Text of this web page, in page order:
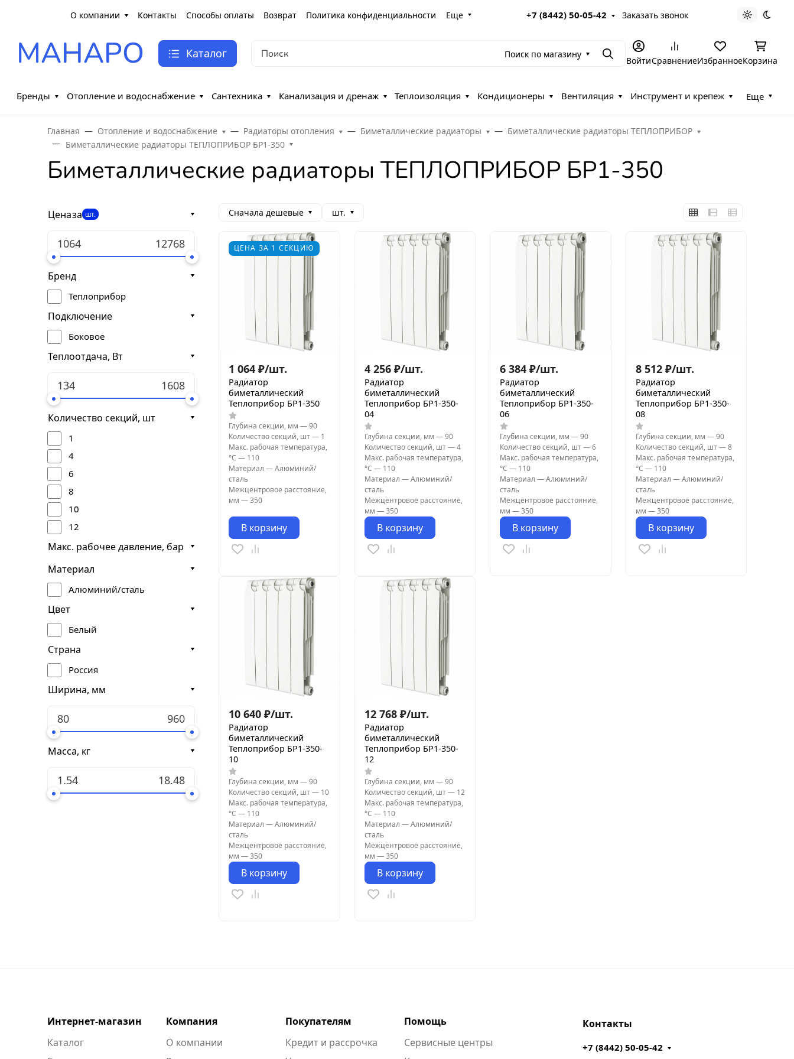
О компании Контакты Способы оплаты Возврат Политика конфиденциальности Еще +7 (8442) 50-05-42 Заказать звонок Светлая
МАНАРО Каталог Поиск по магазину ПоискВойтиСравнениеИзбранноеКорзина
Бренды Отопление и водоснабжение Сантехника Канализация и дренаж Теплоизоляция Кондиционеры Вентиляция Инструмент и крепеж Еще
Главная Отопление и водоснабжение Радиаторы отопления Биметаллические радиаторы
Биметаллические радиаторы ТЕПЛОПРИБОР
Биметаллические радиаторы ТЕПЛОПРИБОР БР1-350
Биметаллические радиаторы ТЕПЛОПРИБОР БР1-350
Ценаза шт.
Бренд
Теплоприбор
Подключение
Боковое
Теплоотдача, Вт
Количество секций, шт
1
4
6
8
10
12
Макс. рабочее давление, бар
Материал
Алюминий/сталь
Цвет
Белый
Страна
Россия
Ширина, мм
Масса, кг
Сначала дешевые шт.
ЦЕНА ЗА 1 СЕКЦИЮ
1 064 ₽/шт.
Радиатор
биметаллический
Теплоприбор БР1-350
Глубина секции, мм —90
Количество секций, шт— 1
Макс. рабочая температура,
°С — 110
Материал —Алюминий/
сталь
Межцентровое расстояние,
мм —350
В корзину
4 256 ₽/шт.
Радиатор
биметаллический
Теплоприбор БР1-350-
04
Глубина секции, мм —90
Количество секций, шт—4
Макс. рабочая температура,
°С — 110
Материал —Алюминий/
сталь
Межцентровое расстояние,
мм —350
В корзину
6 384 ₽/шт.
Радиатор
биметаллический
Теплоприбор БР1-350-
06
Глубина секции, мм —90
Количество секций, шт—6
Макс. рабочая температура,
°С — 110
Материал —Алюминий/
сталь
Межцентровое расстояние,
мм —350
В корзину
8 512 ₽/шт.
Радиатор
биметаллический
Теплоприбор БР1-350-
08
Глубина секции, мм —90
Количество секций, шт—8
Макс. рабочая температура,
°С — 110
Материал —Алюминий/
сталь
Межцентровое расстояние,
мм —350
В корзину
10 640 ₽/шт.
Радиатор
биметаллический
Теплоприбор БР1-350-
10
Глубина секции, мм —90
Количество секций, шт— 10
Макс. рабочая температура,
°С — 110
Материал —Алюминий/
сталь
Межцентровое расстояние,
мм —350
В корзину
12 768 ₽/шт.
Радиатор
биметаллический
Теплоприбор БР1-350-
12
Глубина секции, мм —90
Количество секций, шт— 12
Макс. рабочая температура,
°С — 110
Материал —Алюминий/
сталь
Межцентровое расстояние,
мм —350
В корзину
Интернет-магазин
Каталог
Компания
О компании
Покупателям
Кредит и рассрочка
Помощь
Сервисные центры
Контакты
+7 (8442) 50-05-42